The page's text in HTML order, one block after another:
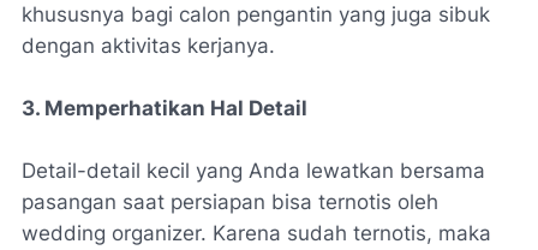
khususnya bagi calon pengantin yang juga sibuk
dengan aktivitas kerjanya.
3. Memperhatikan Hal Detail
Detail-detail kecil yang Anda lewatkan bersama
pasangan saat persiapan bisa ternotis oleh
wedding organizer. Karena sudah ternotis, maka